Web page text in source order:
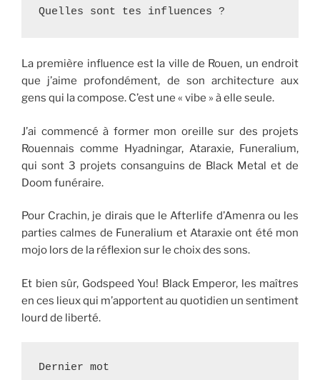
Quelles sont tes influences ?
La première influence est la ville de Rouen, un endroit
que j’aime profondément, de son architecture aux
gens qui la compose. C’est une « vibe » à elle seule.
J’ai commencé à former mon oreille sur des projets
Rouennais comme Hyadningar, Ataraxie, Funeralium,
qui sont 3 projets consanguins de Black Metal et de
Doom funéraire.
Pour Crachin, je dirais que le Afterlife d’Amenra ou les
parties calmes de Funeralium et Ataraxie ont été mon
mojo lors de la réflexion sur le choix des sons.
Et bien sûr, Godspeed You! Black Emperor, les maîtres
en ces lieux qui m’apportent au quotidien un sentiment
lourd de liberté.
Dernier mot